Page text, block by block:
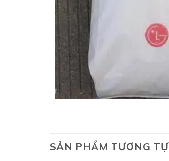
SẢN PHẨM TƯƠNG TỰ